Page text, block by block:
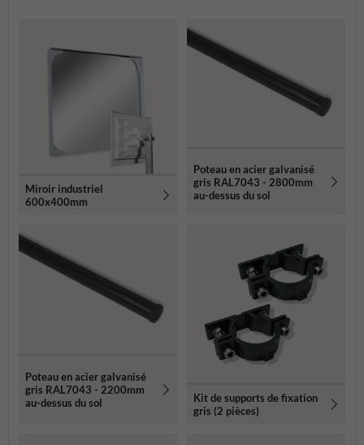
Miroir industriel
600x400mm
Poteau en acier galvanisé
gris RAL7043 - 2800mm
au-dessus du sol
Poteau en acier galvanisé
gris RAL7043 - 2200mm
au-dessus du sol
Kit de supports de fixation
gris (2 pièces)